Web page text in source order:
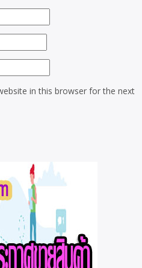
in this browser for the next